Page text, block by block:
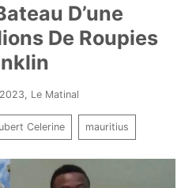
D’une
De Roupies
Le Matinal
Celerine mauritius